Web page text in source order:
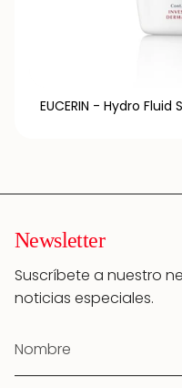
EUCERIN - Hydro Fluid
Newsletter
Suscríbete a nuestro
noticias especiales.